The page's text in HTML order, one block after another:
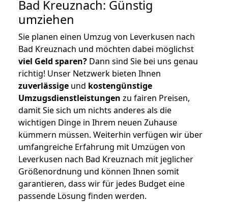
Bad Kreuznach: Günstig
umziehen
Sie planen einen Umzug von Leverkusen nach
Bad Kreuznach und möchten dabei möglichst
viel Geld sparen? Dann sind Sie bei uns genau
richtig! Unser Netzwerk bieten Ihnen
zuverlässige und kostengünstige
Umzugsdienstleistungen zu fairen Preisen,
damit Sie sich um nichts anderes als die
wichtigen Dinge in Ihrem neuen Zuhause
kümmern müssen. Weiterhin verfügen wir über
umfangreiche Erfahrung mit Umzügen von
Leverkusen nach Bad Kreuznach mit jeglicher
Größenordnung und können Ihnen somit
garantieren, dass wir für jedes Budget eine
passende Lösung finden werden.